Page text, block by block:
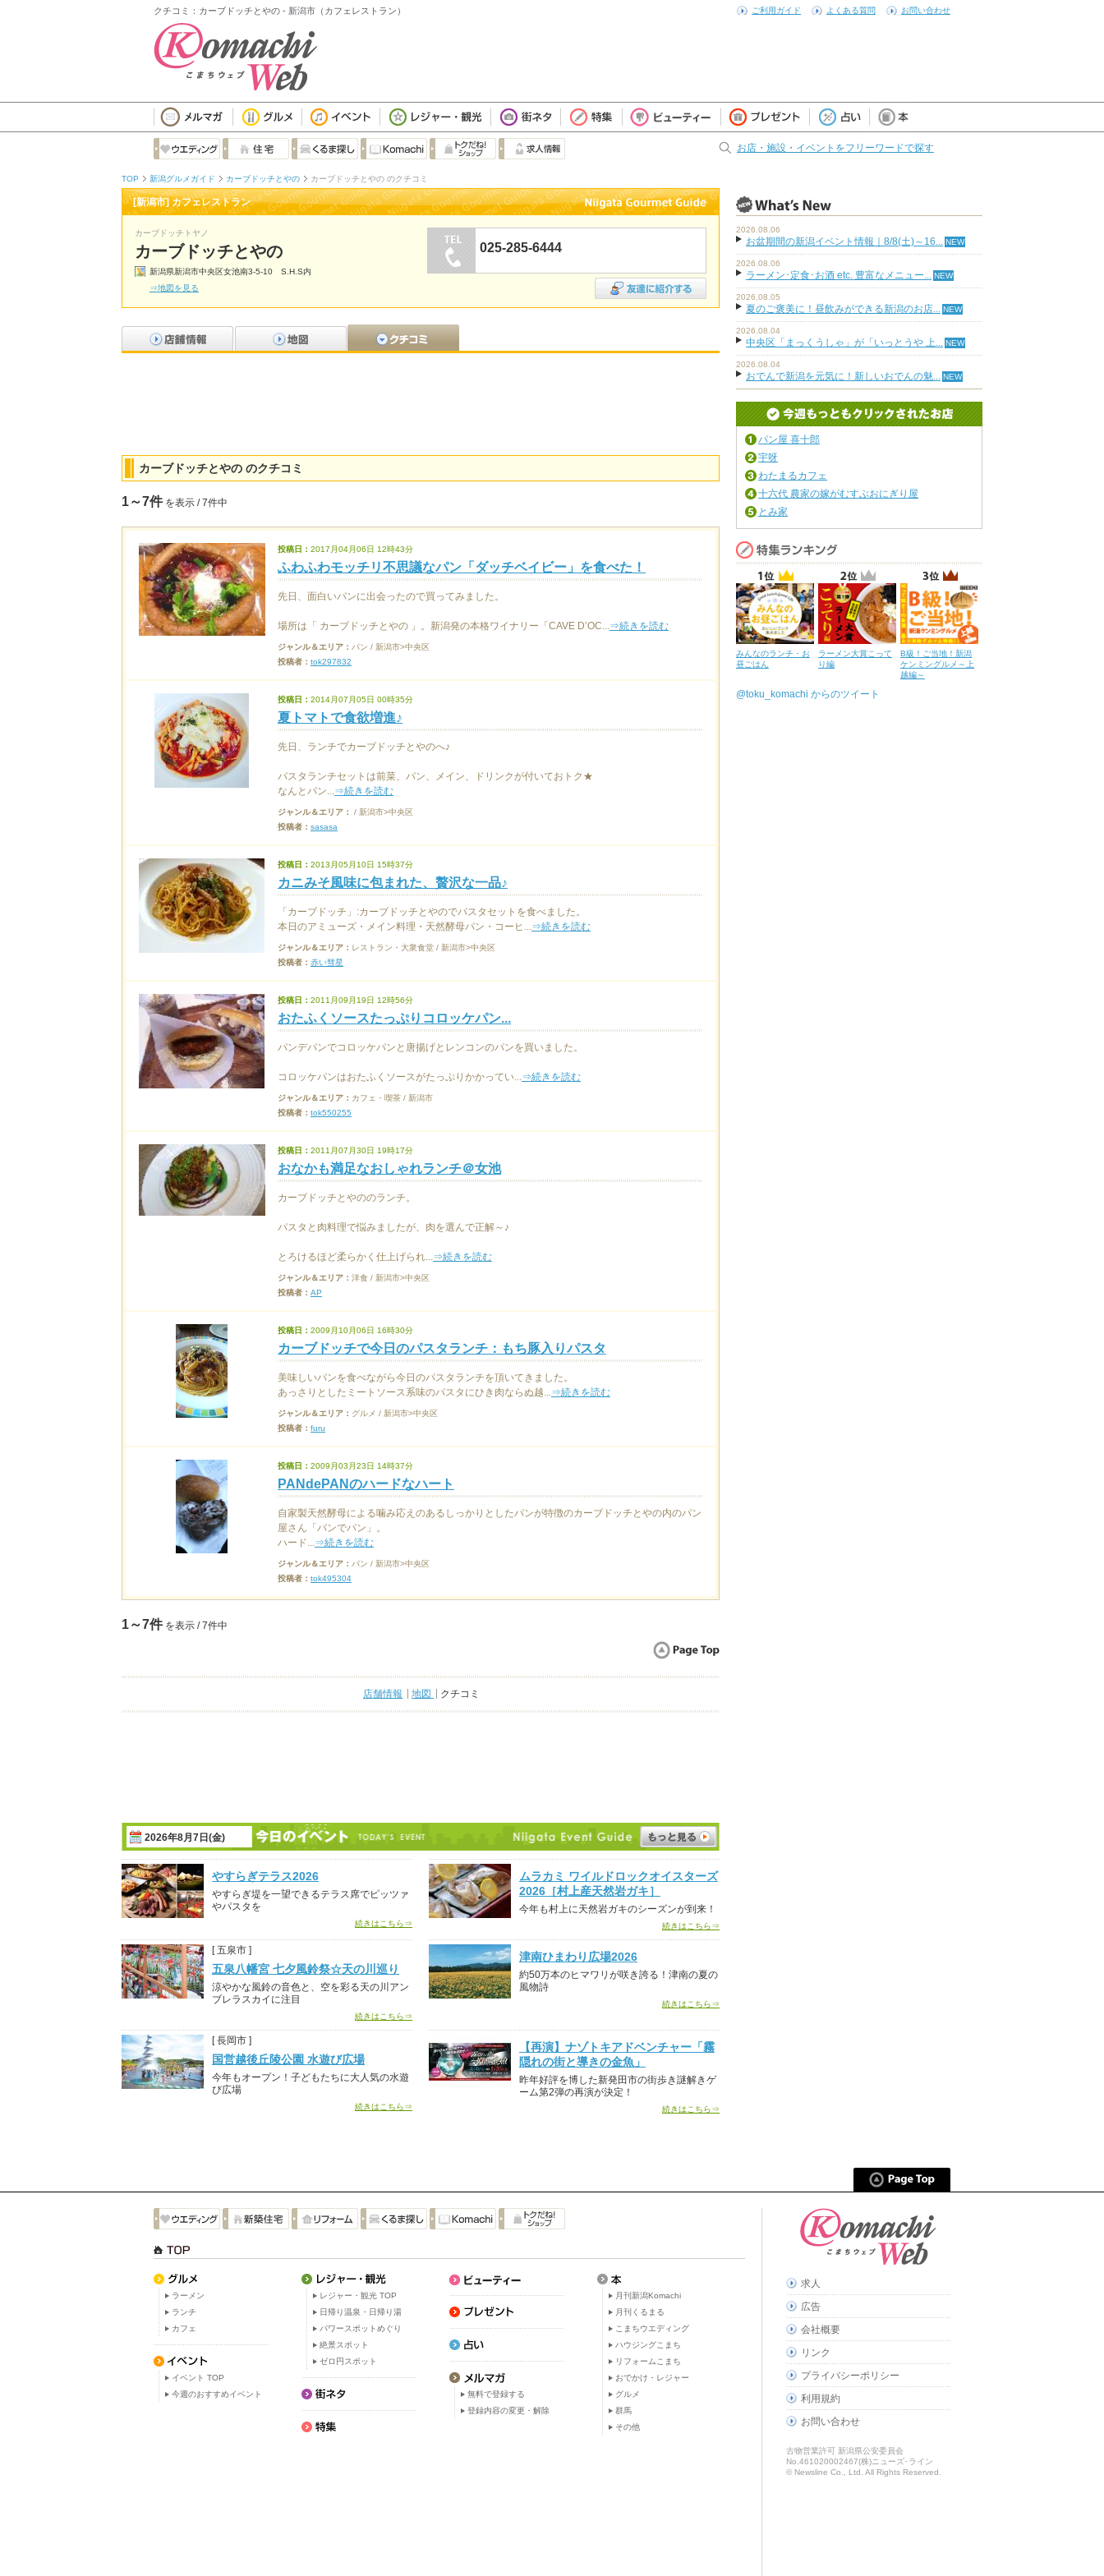
クチコミ：カーブドッチとやの - 新潟市（カフェレストラン） ご利用ガイド よくある質問 お問い合わせ
お店・施設・イベントをフリーワードで探す
TOP 新潟グルメガイド カーブドッチとやの カーブドッチとやの のクチコミ
[新潟市] カフェレストラン
カーブドッチトヤノ
カーブドッチとやの
新潟県新潟市中央区女池南3-5-10 S.H.S内
⇒地図を見る
025-285-6444
カーブドッチとやの のクチコミ
1～7件 を表示 / 7件中
投稿日： 2017月04月06日 12時43分
ふわふわモッチリ不思議なパン「ダッチベイビー」を食べた！
先日、面白いパンに出会ったので買ってみました。
場所は「 カーブドッチとやの 」。新潟発の本格ワイナリー「CAVE D’OC...⇒続きを読む
ジャンル＆エリア： パン / 新潟市>中央区
投稿者： tok297832
投稿日： 2014月07月05日 00時35分
夏トマトで食欲増進♪
先日、ランチでカーブドッチとやのへ♪
パスタランチセットは前菜、パン、メイン、ドリンクが付いておトク★
なんとパン...⇒続きを読む
ジャンル＆エリア：
/ 新潟市>中央区
投稿者： sasasa
投稿日： 2013月05月10日 15時37分
カニみそ風味に包まれた、贅沢な一品♪
「カーブドッチ」:カーブドッチとやのでパスタセットを食べました。
本日のアミューズ・メイン料理・天然酵母パン・コーヒ...⇒続きを読む
ジャンル＆エリア： レストラン・大衆食堂 / 新潟市>中央区
投稿者： 赤い彗星
投稿日： 2011月09月19日 12時56分
おたふくソースたっぷりコロッケパン...
パンデパンでコロッケパンと唐揚げとレンコンのパンを買いました。
コロッケパンはおたふくソースがたっぷりかかってい...⇒続きを読む
ジャンル＆エリア： カフェ・喫茶 / 新潟市
投稿者： tok550255
投稿日： 2011月07月30日 19時17分
おなかも満足なおしゃれランチ＠女池
カーブドッチとやののランチ。
パスタと肉料理で悩みましたが、肉を選んで正解～♪
とろけるほど柔らかく仕上げられ...⇒続きを読む
ジャンル＆エリア： 洋食 / 新潟市>中央区
投稿者： AP
投稿日： 2009月10月06日 16時30分
カーブドッチで今日のパスタランチ：もち豚入りパスタ
美味しいパンを食べながら今日のパスタランチを頂いてきました。
あっさりとしたミートソース系味のパスタにひき肉ならぬ越...⇒続きを読む
ジャンル＆エリア： グルメ / 新潟市>中央区
投稿者： furu
投稿日： 2009月03月23日 14時37分
PANdePANのハードなハート
自家製天然酵母による噛み応えのあるしっかりとしたパンが特徴のカーブドッチとやの内のパン
屋さん「パンでパン」。
ハード...⇒続きを読む
ジャンル＆エリア： パン / 新潟市>中央区
投稿者： tok495304
1～7件 を表示 / 7件中
店舗情報 地図 クチコミ
2026年8月7日(金)
やすらぎテラス2026
やすらぎ堤を一望できるテラス席でピッツァ
やパスタを
続きはこちら⇒
ムラカミ ワイルドロックオイスターズ
2026［村上産天然岩ガキ］
今年も村上に天然岩ガキのシーズンが到来！
続きはこちら⇒
[ 五泉市 ]
五泉八幡宮 七夕風鈴祭☆天の川巡り
涼やかな風鈴の音色と、空を彩る天の川アン
ブレラスカイに注目
続きはこちら⇒
津南ひまわり広場2026
約50万本のヒマワリが咲き誇る！津南の夏の
風物詩
続きはこちら⇒
[ 長岡市 ]
国営越後丘陵公園 水遊び広場
今年もオープン！子どもたちに大人気の水遊
び広場
続きはこちら⇒
【再演】ナゾトキアドベンチャー「霧
隠れの街と導きの金魚」
昨年好評を博した新発田市の街歩き謎解きゲ
ーム第2弾の再演が決定！
続きはこちら⇒
2026.08.06
お盆期間の新潟イベント情報｜8/8(土)～16...
2026.08.06
ラーメン･定食･お酒 etc. 豊富なメニュー...
2026.08.05
夏のご褒美に！昼飲みができる新潟のお店...
2026.08.04
中央区「まっくうしゃ」が「いっとうや 上...
2026.08.04
おでんで新潟を元気に！新しいおでんの魅...
パン屋 喜十郎
宇呀
わたまるカフェ
十六代 農家の嫁がむすぶおにぎり屋
とみ家
みんなのランチ・お
昼ごはん
ラーメン大賞こって
り編
B級！ご当地！新潟
ケンミングルメ～上
越編～
@toku_komachi からのツイート
ラーメン
ランチ
カフェ
イベント TOP
今週のおすすめイベント
レジャー・観光 TOP
日帰り温泉・日帰り湯
パワースポットめぐり
絶景スポット
ゼロ円スポット
無料で登録する
登録内容の変更・解除
月刊新潟Komachi
月刊くるまる
こまちウエディング
ハウジングこまち
リフォームこまち
おでかけ・レジャー
グルメ
群馬
その他
求人
広告
会社概要
リンク
プライバシーポリシー
利用規約
お問い合わせ
古物営業許可 新潟県公安委員会
No.461020002467(株)ニューズ･ライン
© Newsline Co., Ltd. All Rights Reserved.